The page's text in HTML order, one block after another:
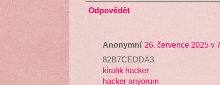
Odpovědět
Anonymní 26. července 2025 v
82B7CEDDA3
kiralık hacker
hacker arıyorum